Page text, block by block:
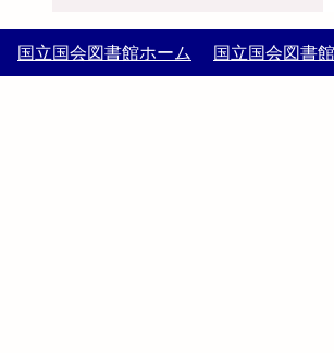
国立国会図書館ホーム 国立国会図書